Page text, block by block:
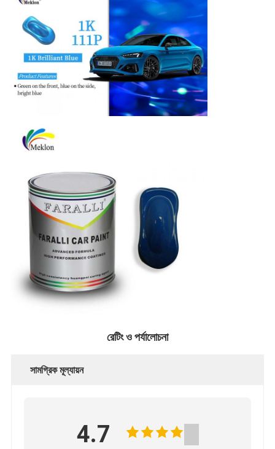
রেটিং ও পর্যালোচনা
সামগ্রিক মূল্যায়ন
4.7